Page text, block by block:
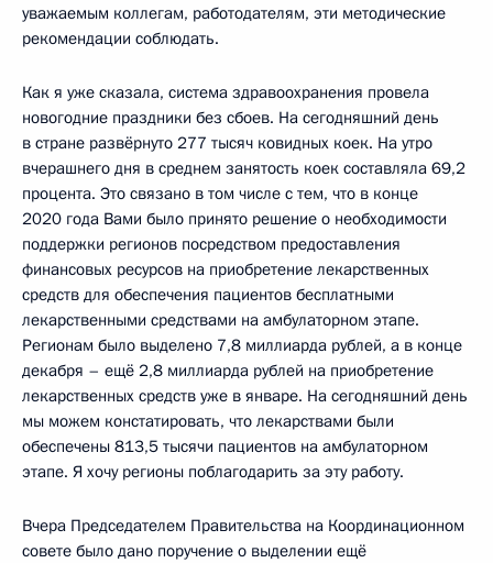
уважаемым коллегам, работодателям, эти методические
рекомендации соблюдать.
Как я уже сказала, система здравоохранения провела
новогодние праздники без сбоев. На сегодняшний день
в стране развёрнуто 277 тысяч ковидных коек. На утро
вчерашнего дня в среднем занятость коек составляла 69,2
процента. Это связано в том числе с тем, что в конце
2020 года Вами было принято решение о необходимости
поддержки регионов посредством предоставления
финансовых ресурсов на приобретение лекарственных
средств для обеспечения пациентов бесплатными
лекарственными средствами на амбулаторном этапе.
Регионам было выделено 7,8 миллиарда рублей, а в конце
декабря – ещё 2,8 миллиарда рублей на приобретение
лекарственных средств уже в январе. На сегодняшний день
мы можем констатировать, что лекарствами были
обеспечены 813,5 тысячи пациентов на амбулаторном
этапе. Я хочу регионы поблагодарить за эту работу.
Вчера Председателем Правительства на Координационном
совете было дано поручение о выделении ещё